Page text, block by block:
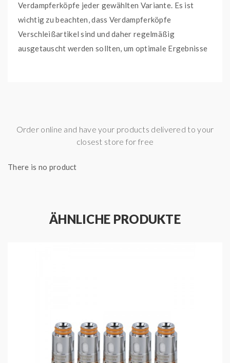
Verdampferköpfe jeder gewählten Variante. Es ist
wichtig zu beachten, dass Verdampferköpfe
Verschleißartikel sind und daher regelmäßig
ausgetauscht werden sollten, um optimale Ergebnisse
ausgelegt.
5x GeekVape P Series 0,4 Ohm Heads
Widerstand: 0,4 Ohm
Leistungsbereich: 50 - 60 Watt
GeekVape Aegis Boost Pro E-Zigaretten Set
GeekVape Aegis Boost Plus E-Zigaretten Set
GeekVape Obelisk 60 E-Zigaretten Set
Order online and have your products delivered to your
closest store for free
There is no product
ÄHNLICHE PRODUKTE